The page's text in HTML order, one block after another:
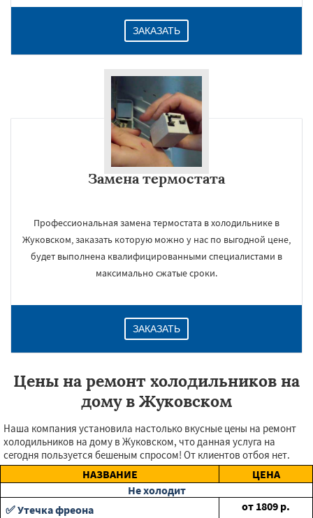
ЗАКАЗАТЬ
Замена термостата
Профессиональная замена термостата в холодильнике в
Жуковском, заказать которую можно у нас по выгодной цене,
будет выполнена квалифицированными специалистами в
максимально сжатые сроки.
ЗАКАЗАТЬ
Цены на ремонт холодильников на
дому в Жуковском
Наша компания установила настолько вкусные цены на ремонт
холодильников на дому в Жуковском, что данная услуга на
сегодня пользуется бешеным спросом! От клиентов отбоя нет.
НАЗВАНИЕ
ЦЕНА
Не холодит
✅ Утечка фреона
от 1809 р.